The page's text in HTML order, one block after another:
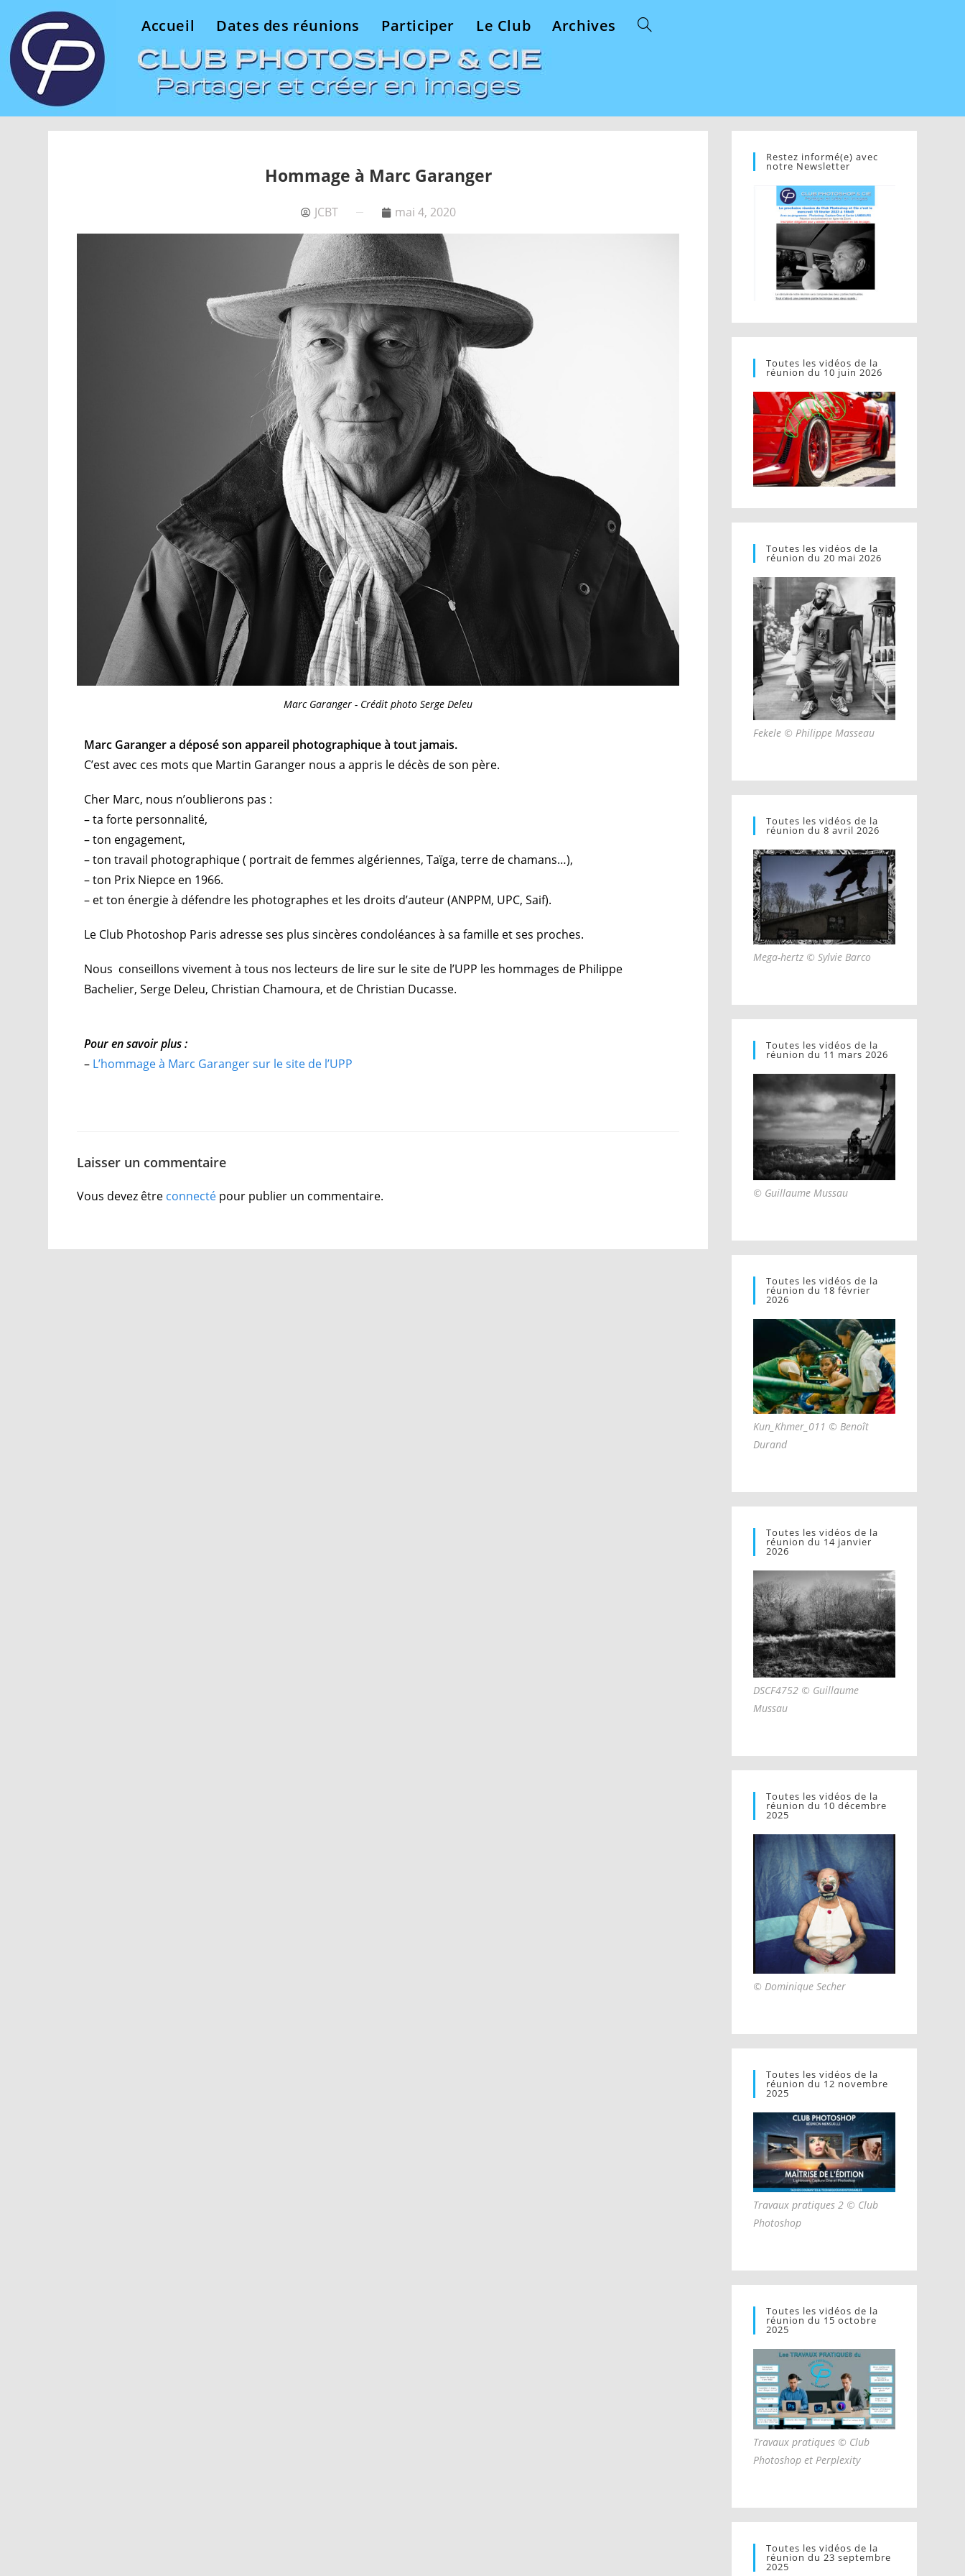
Accueil Dates des réunions Participer Le Club Archives
Hommage à Marc Garanger
JCBT mai 4, 2020
Marc Garanger - Crédit photo Serge Deleu
Marc Garanger a déposé son appareil photographique à tout jamais.
C’est avec ces mots que Martin Garanger nous a appris le décès de son père.
Cher Marc, nous n’oublierons pas :
– ta forte personnalité,
– ton engagement,
– ton travail photographique ( portrait de femmes algériennes, Taïga, terre de chamans…),
– ton Prix Niepce en 1966.
– et ton énergie à défendre les photographes et les droits d’auteur (ANPPM, UPC, Saif).
Le Club Photoshop Paris adresse ses plus sincères condoléances à sa famille et ses proches.
Nous conseillons vivement à tous nos lecteurs de lire sur le site de l’UPP les hommages de Philippe
Bachelier, Serge Deleu, Christian Chamoura, et de Christian Ducasse.
Pour en savoir plus :
– L’hommage à Marc Garanger sur le site de l’UPP
Laisser un commentaire
Vous devez être connecté pour publier un commentaire.
Restez informé(e) avec
notre Newsletter
Toutes les vidéos de la
réunion du 10 juin 2026
Toutes les vidéos de la
réunion du 20 mai 2026
Fekele © Philippe Masseau
Toutes les vidéos de la
réunion du 8 avril 2026
Mega-hertz © Sylvie Barco
Toutes les vidéos de la
réunion du 11 mars 2026
© Guillaume Mussau
Toutes les vidéos de la
réunion du 18 février
2026
Kun_Khmer_011 © Benoît
Durand
Toutes les vidéos de la
réunion du 14 janvier
2026
DSCF4752 © Guillaume
Mussau
Toutes les vidéos de la
réunion du 10 décembre
2025
© Dominique Secher
Toutes les vidéos de la
réunion du 12 novembre
2025
Travaux pratiques 2 © Club
Photoshop
Toutes les vidéos de la
réunion du 15 octobre
2025
Travaux pratiques © Club
Photoshop et Perplexity
Toutes les vidéos de la
réunion du 23 septembre
2025